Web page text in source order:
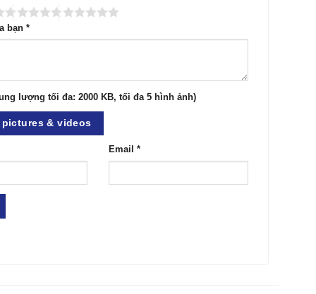
bạn*
lượng tối đa: 2000 KB, tối đa 5 hình ảnh)
pictures & videos
Email *